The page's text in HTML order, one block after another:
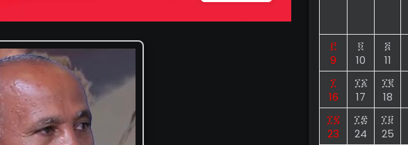
፫
9
፬
10
፭
11
፲
16
፲፩
17
፲፪
18
፲፯
23
፲፰
24
፲፱
25